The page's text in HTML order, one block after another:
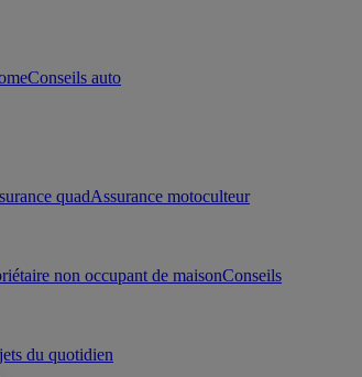
Conseils auto
quadAssurance motoculteur
non occupant de maisonConseils
du quotidien